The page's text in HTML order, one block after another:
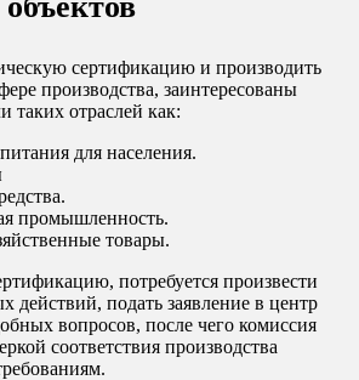
сертификацию и производить
производства, заинтересованы
таких отраслей как:
для населения.
промышленность.
товары.
потребуется произвести
действий, подать заявление в центр
вопросов, после чего комиссия
соответствия производства